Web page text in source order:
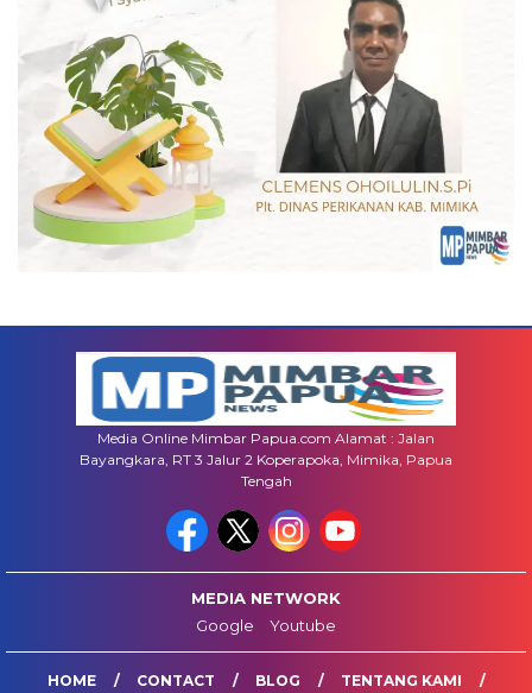
Media Online Mimbar Papua.com Alamat : Jalan
Bayangkara, RT 3 Jalur 2 Koperapoka, Mimika, Papua
Tengah
MEDIA NETWORK
Google
Youtube
HOME CONTACT BLOG
TENTANG KAMI